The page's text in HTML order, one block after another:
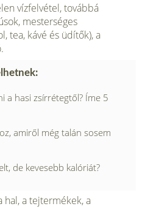
vízfelvétel, továbbá
mesterséges
tea, kávé és üdítők), a
a hasi zsírrétegtől? Íme 5
amiről még talán sosem
de kevesebb kalóriát?
hal, a tejtermékek, a